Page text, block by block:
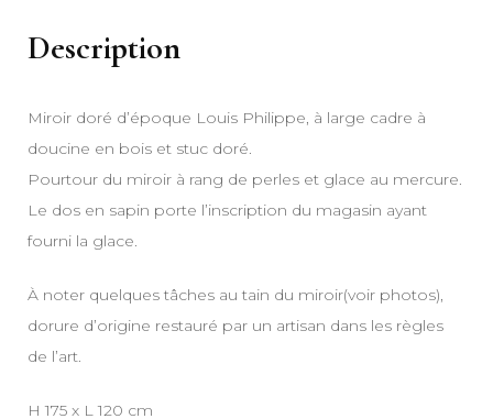
Description
Miroir doré d’époque Louis Philippe, à large cadre à
doucine en bois et stuc doré.
Pourtour du miroir à rang de perles et glace au mercure.
Le dos en sapin porte l’inscription du magasin ayant
fourni la glace.
À noter quelques tâches au tain du miroir(voir photos),
dorure d’origine restauré par un artisan dans les règles
de l’art.
H 175 x L 120 cm